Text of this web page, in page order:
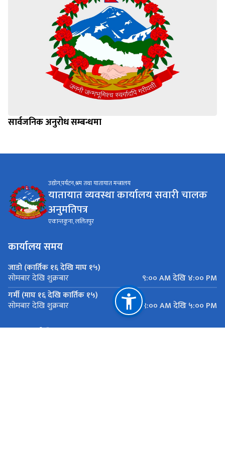
सार्वजनिक अनुरोध सम्बन्धमा
उद्योग,पर्यटन,श्रम तथा यातायात मन्त्रालय
यातायात व्यवस्था कार्यालय सवारी चालक
अनुमतिपत्र
एकान्तकुना, ललितपुर
कार्यालय समय
जाडो (कार्तिक १६ देखि माघ १५)
सोमबार देखि शुक्रबार
९:०० AM देखि ४:०० PM
गर्मी (माघ १६ देखि कार्तिक १५)
सोमबार देखि शुक्रबार ९:०० AM देखि ५:०० PM
महत्त्वपूर्ण लिङ्कहरू